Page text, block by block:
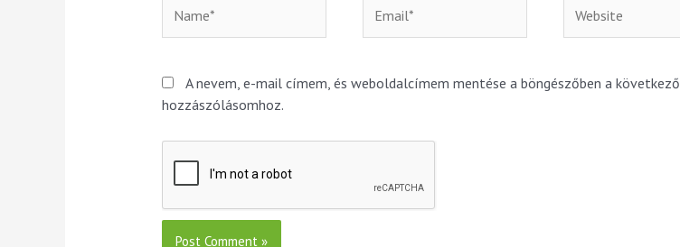
A nevem, e-mail címem, és weboldalcímem mentése a böngészőben a következő
hozzászólásomhoz.